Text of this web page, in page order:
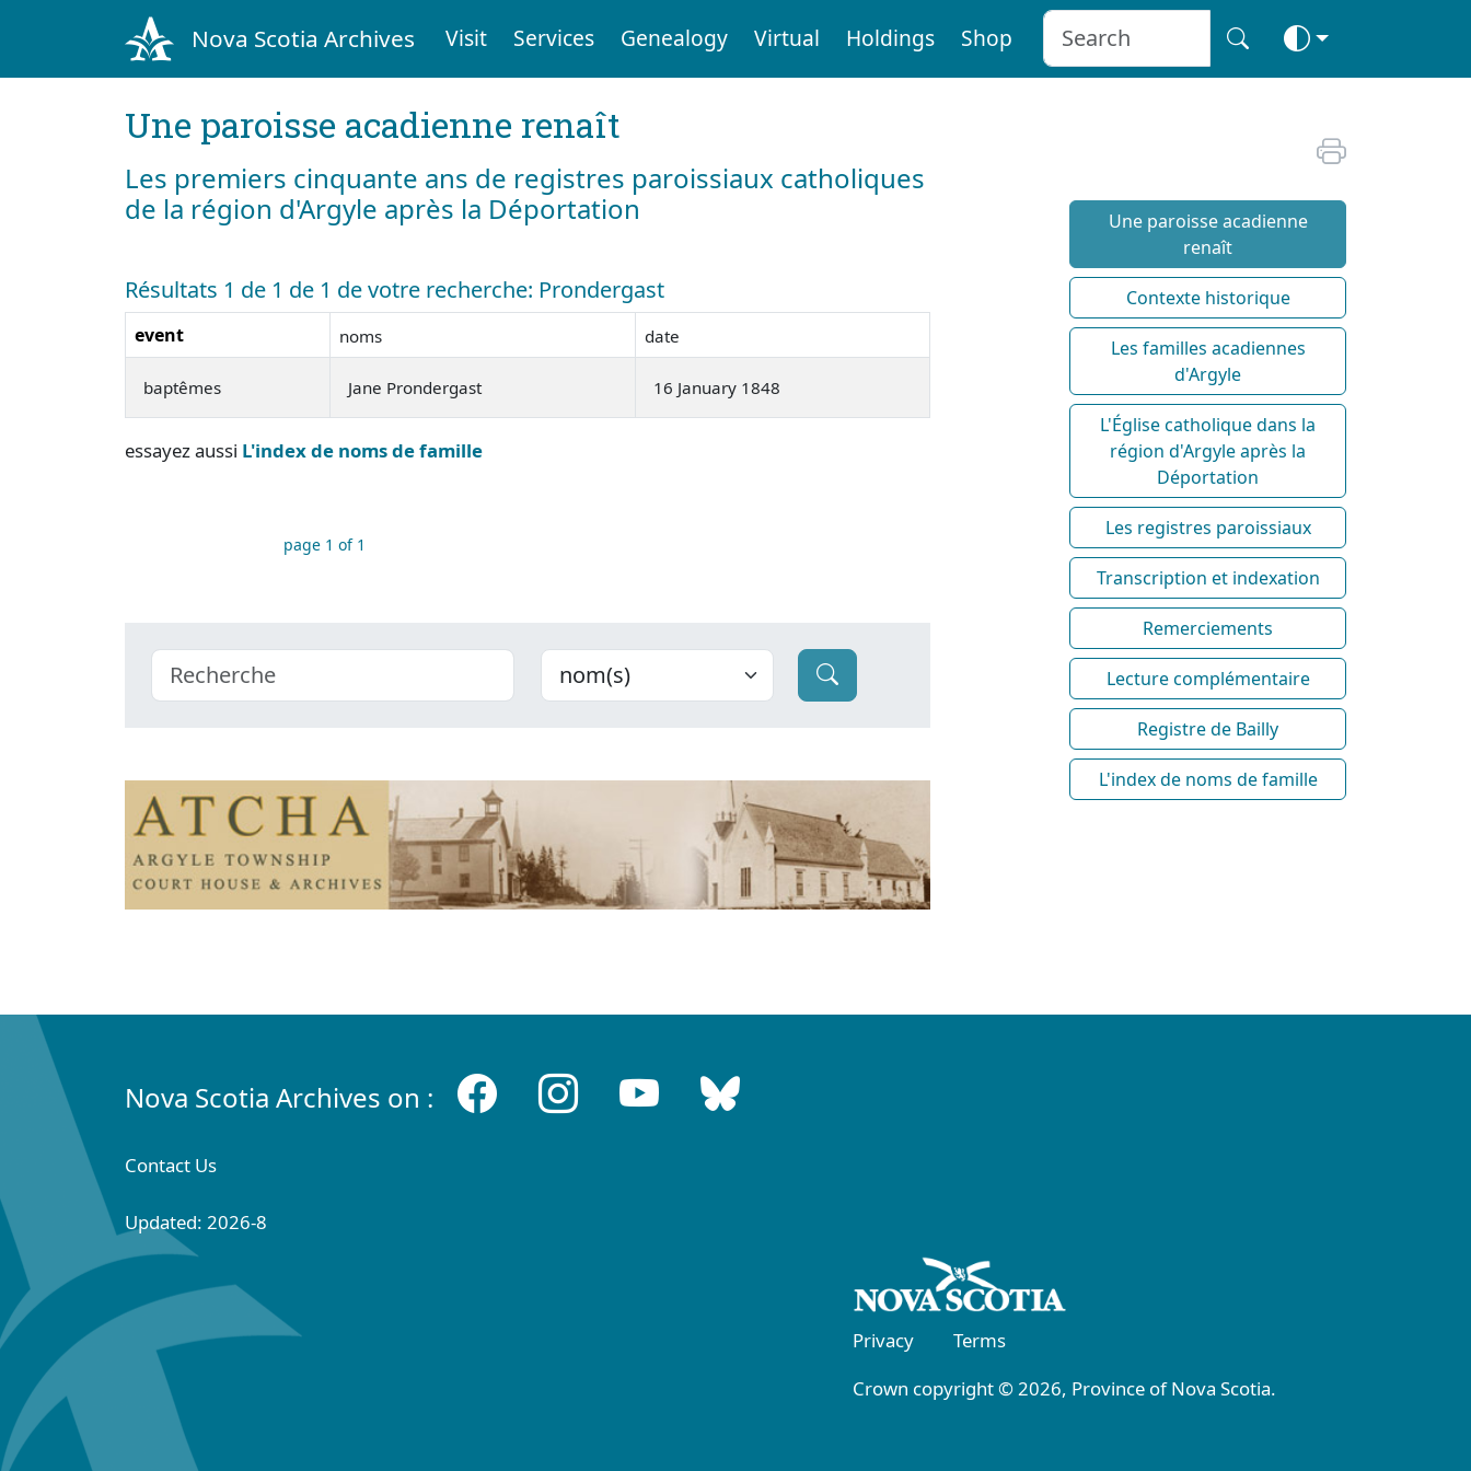
Nova Scotia Archives Visit Services Genealogy Virtual Holdings Shop
Une paroisse acadienne renaît
Les premiers cinquante ans de registres paroissiaux catholiques
de la région d'Argyle après la Déportation
Résultats 1 de 1 de 1 de votre recherche: Prondergast
event noms date
baptêmes Jane Prondergast 16 January 1848
essayez aussi L'index de noms de famille
page 1 of 1
Une paroisse acadienne
renaît
Contexte historique
Les familles acadiennes
d'Argyle
L'Église catholique dans la
région d'Argyle après la
Déportation
Les registres paroissiaux
Transcription et indexation
Remerciements
Lecture complémentaire
Registre de Bailly
L'index de noms de famille
Nova Scotia Archives on :
Contact Us
Updated: 2026-8
Privacy
Terms
Crown copyright © 2026, Province of Nova Scotia.